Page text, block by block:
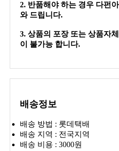
2. 반품해야 하는 경우 다펀
와 드립니다.
3. 상품의 포장 또는 상품자
이 불가능 합니다.
배송정보
배송 방법 : 롯데택배
배송 지역 : 전국지역
배송 비용 : 3000원